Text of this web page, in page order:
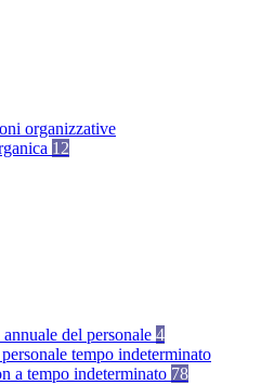
organizzative
12
del personale 4
tempo indeterminato
a tempo indeterminato 78